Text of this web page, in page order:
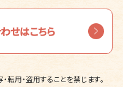
せはこちら
転用・盗用することを禁じます。